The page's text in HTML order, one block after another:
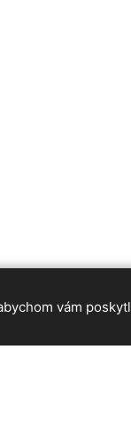
vám